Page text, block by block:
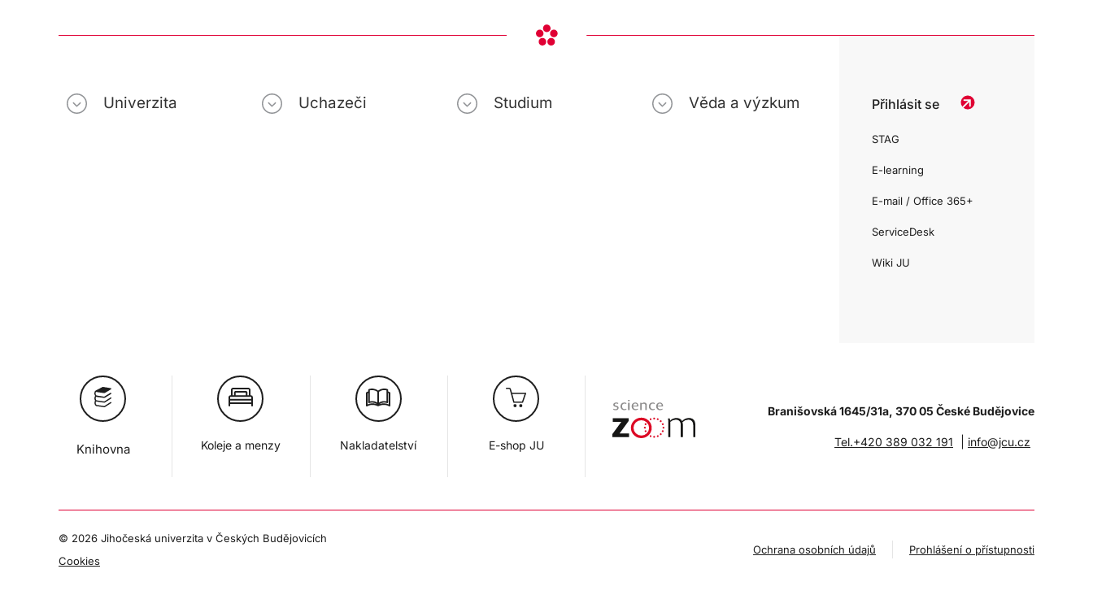
Univerzita Uchazeči Studium Věda a výzkum Přihlásit se
STAG
E-learning
E-mail / Office 365+
ServiceDesk
Wiki JU
Knihovna Koleje a menzy Nakladatelství E-shop JU
Branišovská 1645/31a, 370 05 České Budějovice
Tel.+420 389 032 191 info@jcu.cz
© 2026 Jihočeská univerzita v Českých Budějovicích
Cookies
Ochrana osobních údajů Prohlášení o přístupnosti